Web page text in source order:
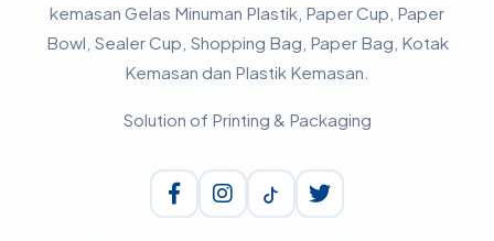
kemasan Gelas Minuman Plastik, Paper Cup, Paper
Bowl, Sealer Cup, Shopping Bag, Paper Bag, Kotak
Kemasan dan Plastik Kemasan.
Solution of Printing & Packaging